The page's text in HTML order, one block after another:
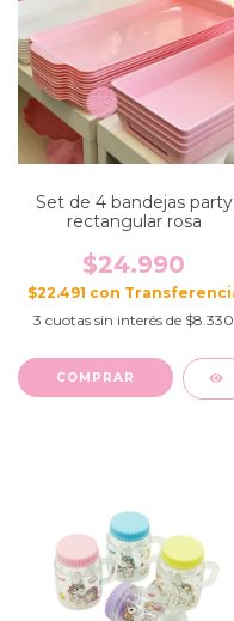
Set de 4 bandejas party
rectangular rosa
$24.990
$22.491 con
3 cuotas sin interés de $8.330